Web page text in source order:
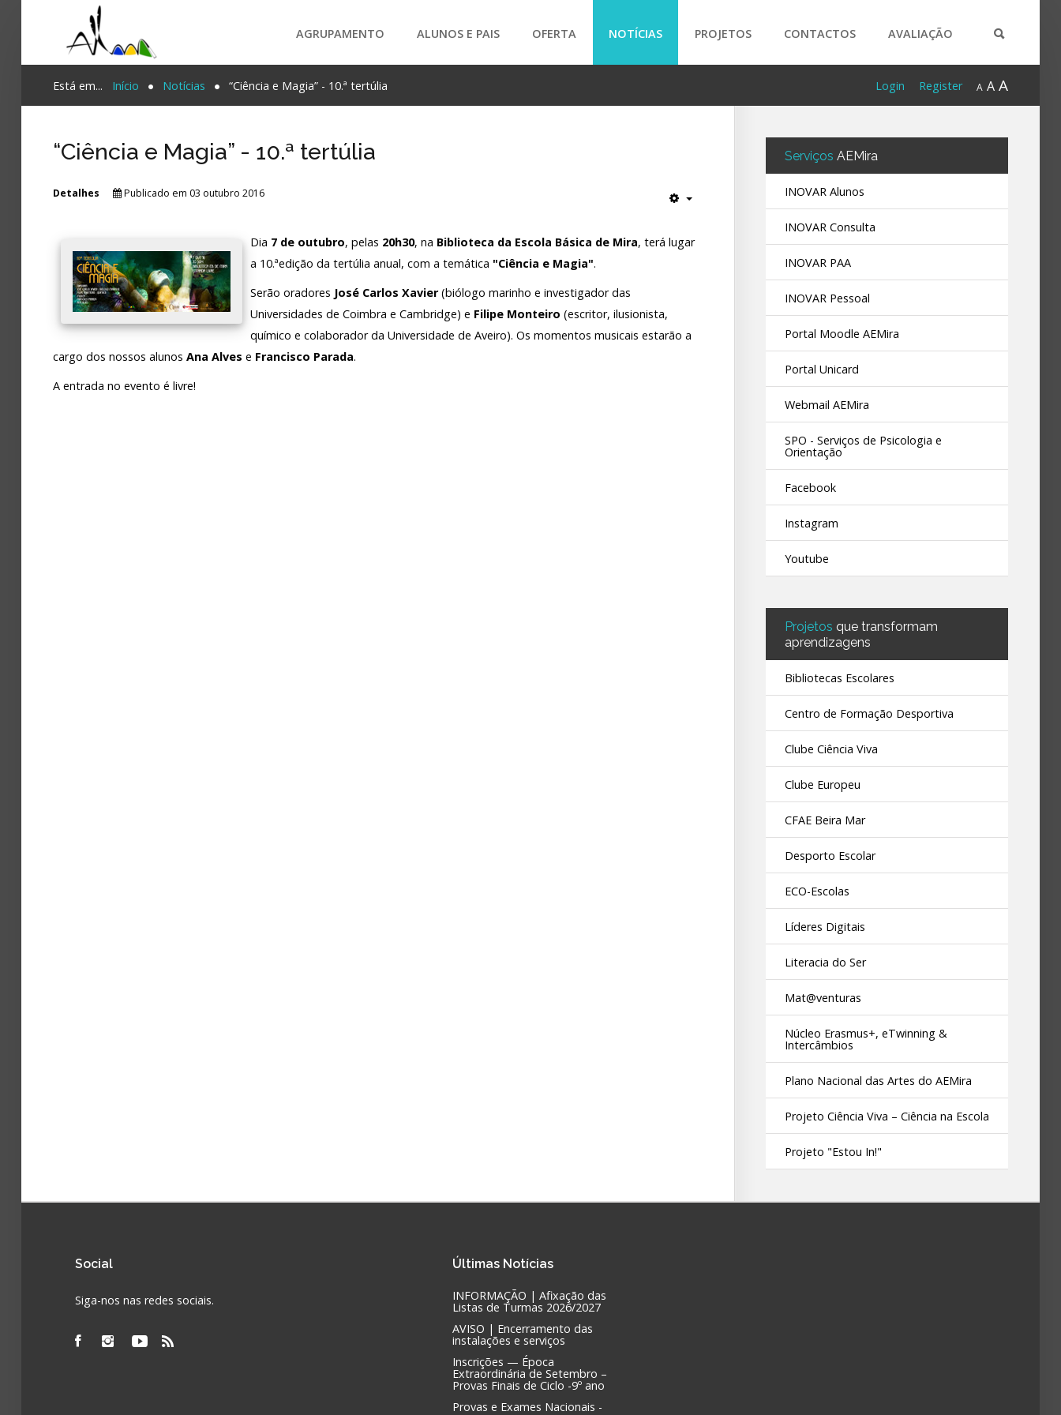
Login
Avaliação
AGRUPAMENTO ALUNOS E PAIS OFERTA NOTÍCIAS PROJETOS CONTACTOS AVALIAÇÃO
Está em... Início Notícias “Ciência e Magia” - 10.ª tertúlia A A A
Register
Login
“Ciência e Magia” - 10.ª tertúlia
Detalhes Publicado em 03 outubro 2016
Dia 7 de outubro, pelas 20h30, na Biblioteca da Escola Básica de Mira, terá lugar
a 10.ªedição da tertúlia anual, com a temática "Ciência e Magia".
Serão oradores José Carlos Xavier(biólogo marinho e investigador das
Universidades de Coimbra e Cambridge) e Filipe Monteiro (escritor, ilusionista,
químico e colaborador da Universidade de Aveiro). Os momentos musicais estarão a
cargo dos nossos alunos Ana Alves e Francisco Parada.
A entrada no evento é livre!
ServiçosAEMira
INOVAR Alunos
INOVAR Consulta
INOVAR PAA
INOVAR Pessoal
Portal Moodle AEMira
Portal Unicard
Webmail AEMira
SPO - Serviços de Psicologia e
Orientação
Facebook
Instagram
Youtube
Projetosque transformam
aprendizagens
Bibliotecas Escolares
Centro de Formação Desportiva
Clube Ciência Viva
Clube Europeu
CFAE Beira Mar
Desporto Escolar
ECO-Escolas
Líderes Digitais
Literacia do Ser
Mat@venturas
Núcleo Erasmus+, eTwinning &
Intercâmbios
Plano Nacional das Artes do AEMira
Projeto Ciência Viva – Ciência na Escola
Projeto "Estou In!"
Social
Siga-nos nas redes sociais.
Últimas Notícias
INFORMAÇÃO | Afixação das
Listas de Turmas 2026/2027
AVISO | Encerramento das
instalações e serviços
Inscrições — Época
Extraordinária de Setembro –
Provas Finais de Ciclo -9º ano
Provas e Exames Nacionais -